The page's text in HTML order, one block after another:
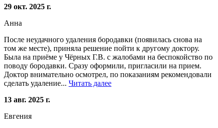
29 окт. 2025 г.
Анна
После неудачного удаления бородавки (появилась снова на
том же месте), приняла решение пойти к другому доктору.
Была на приёме у Чёрных Г.В. с жалобами на беспокойство по
поводу бородавки. Сразу оформили, пригласили на прием.
Доктор внимательно осмотрел, по показаниям рекомендовали
сделать удаление... Читать далее
13 авг. 2025 г.
Евгения